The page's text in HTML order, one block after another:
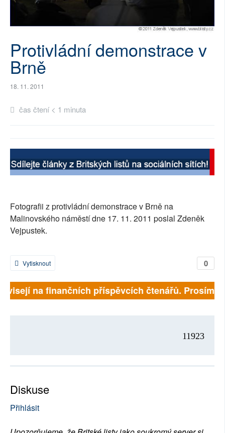
PŘÍSPĚVKY NA PROVOZ
SOCIÁLNÍ SÍTĚ
RUBRIKY
PLNÁ VERZE STRÁNEK
Protivládní demonstrace v
Brně
18. 11. 2011
čas čtení < 1 minuta
Fotografii z protivládní demonstrace v Brně na
Malinovského náměstí dne 17. 11. 2011 poslal Zdeněk
Vejpustek.
0
Vytisknout
na finančních příspěvcích čtenářů. Prosíme,
11923
Diskuse
Přihlásit